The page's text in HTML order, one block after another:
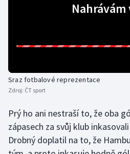
Ragby
Rychlobruslení
Rychlostní kanoistika
Nahrávám
Sraz fotbalové reprezentace
Zdroj: ČT sport
Prý ho ani nestraší to, že oba
zápasech za svůj klub
Drobný doplatil na to, že